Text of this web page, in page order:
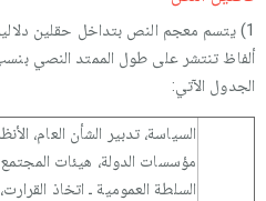
1) يتسم معجم النص بتداخل حقلين
ألفاظ تنتشر على طول الممتد النصي
الجدول الآتي:
السياسة، تدبير الشأن العام،
مؤسسات الدولة، هيئات المجتمع
السلطة العمومية ـ اتخاذ